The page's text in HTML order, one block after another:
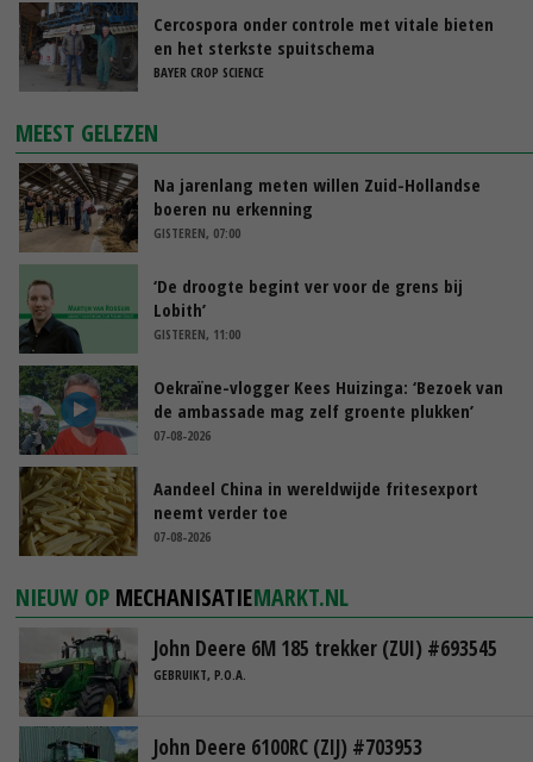
Cercospora onder controle met vitale bieten
en het sterkste spuitschema
BAYER CROP SCIENCE
MEEST GELEZEN
Na jarenlang meten willen Zuid-Hollandse
boeren nu erkenning
GISTEREN, 07:00
‘De droogte begint ver voor de grens bij
Lobith’
GISTEREN, 11:00
Oekraïne-vlogger Kees Huizinga: ‘Bezoek van
de ambassade mag zelf groente plukken’
07-08-2026
Aandeel China in wereldwijde fritesexport
neemt verder toe
07-08-2026
NIEUW OP MECHANISATIEMARKT.NL
John Deere 6M 185 trekker (ZUI) #693545
GEBRUIKT, P.O.A.
John Deere 6100RC (ZIJ) #703953